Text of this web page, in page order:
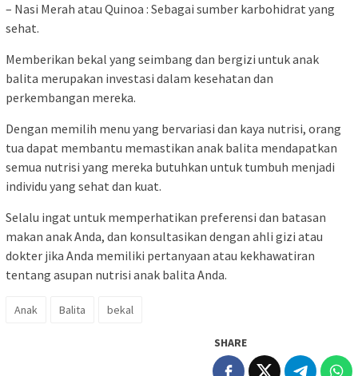
– Nasi Merah atau Quinoa : Sebagai sumber karbohidrat yang
sehat.
Memberikan bekal yang seimbang dan bergizi untuk anak
balita merupakan investasi dalam kesehatan dan
perkembangan mereka.
Dengan memilih menu yang bervariasi dan kaya nutrisi, orang
tua dapat membantu memastikan anak balita mendapatkan
semua nutrisi yang mereka butuhkan untuk tumbuh menjadi
individu yang sehat dan kuat.
Selalu ingat untuk memperhatikan preferensi dan batasan
makan anak Anda, dan konsultasikan dengan ahli gizi atau
dokter jika Anda memiliki pertanyaan atau kekhawatiran
tentang asupan nutrisi anak balita Anda.
Anak Balita bekal
SHARE